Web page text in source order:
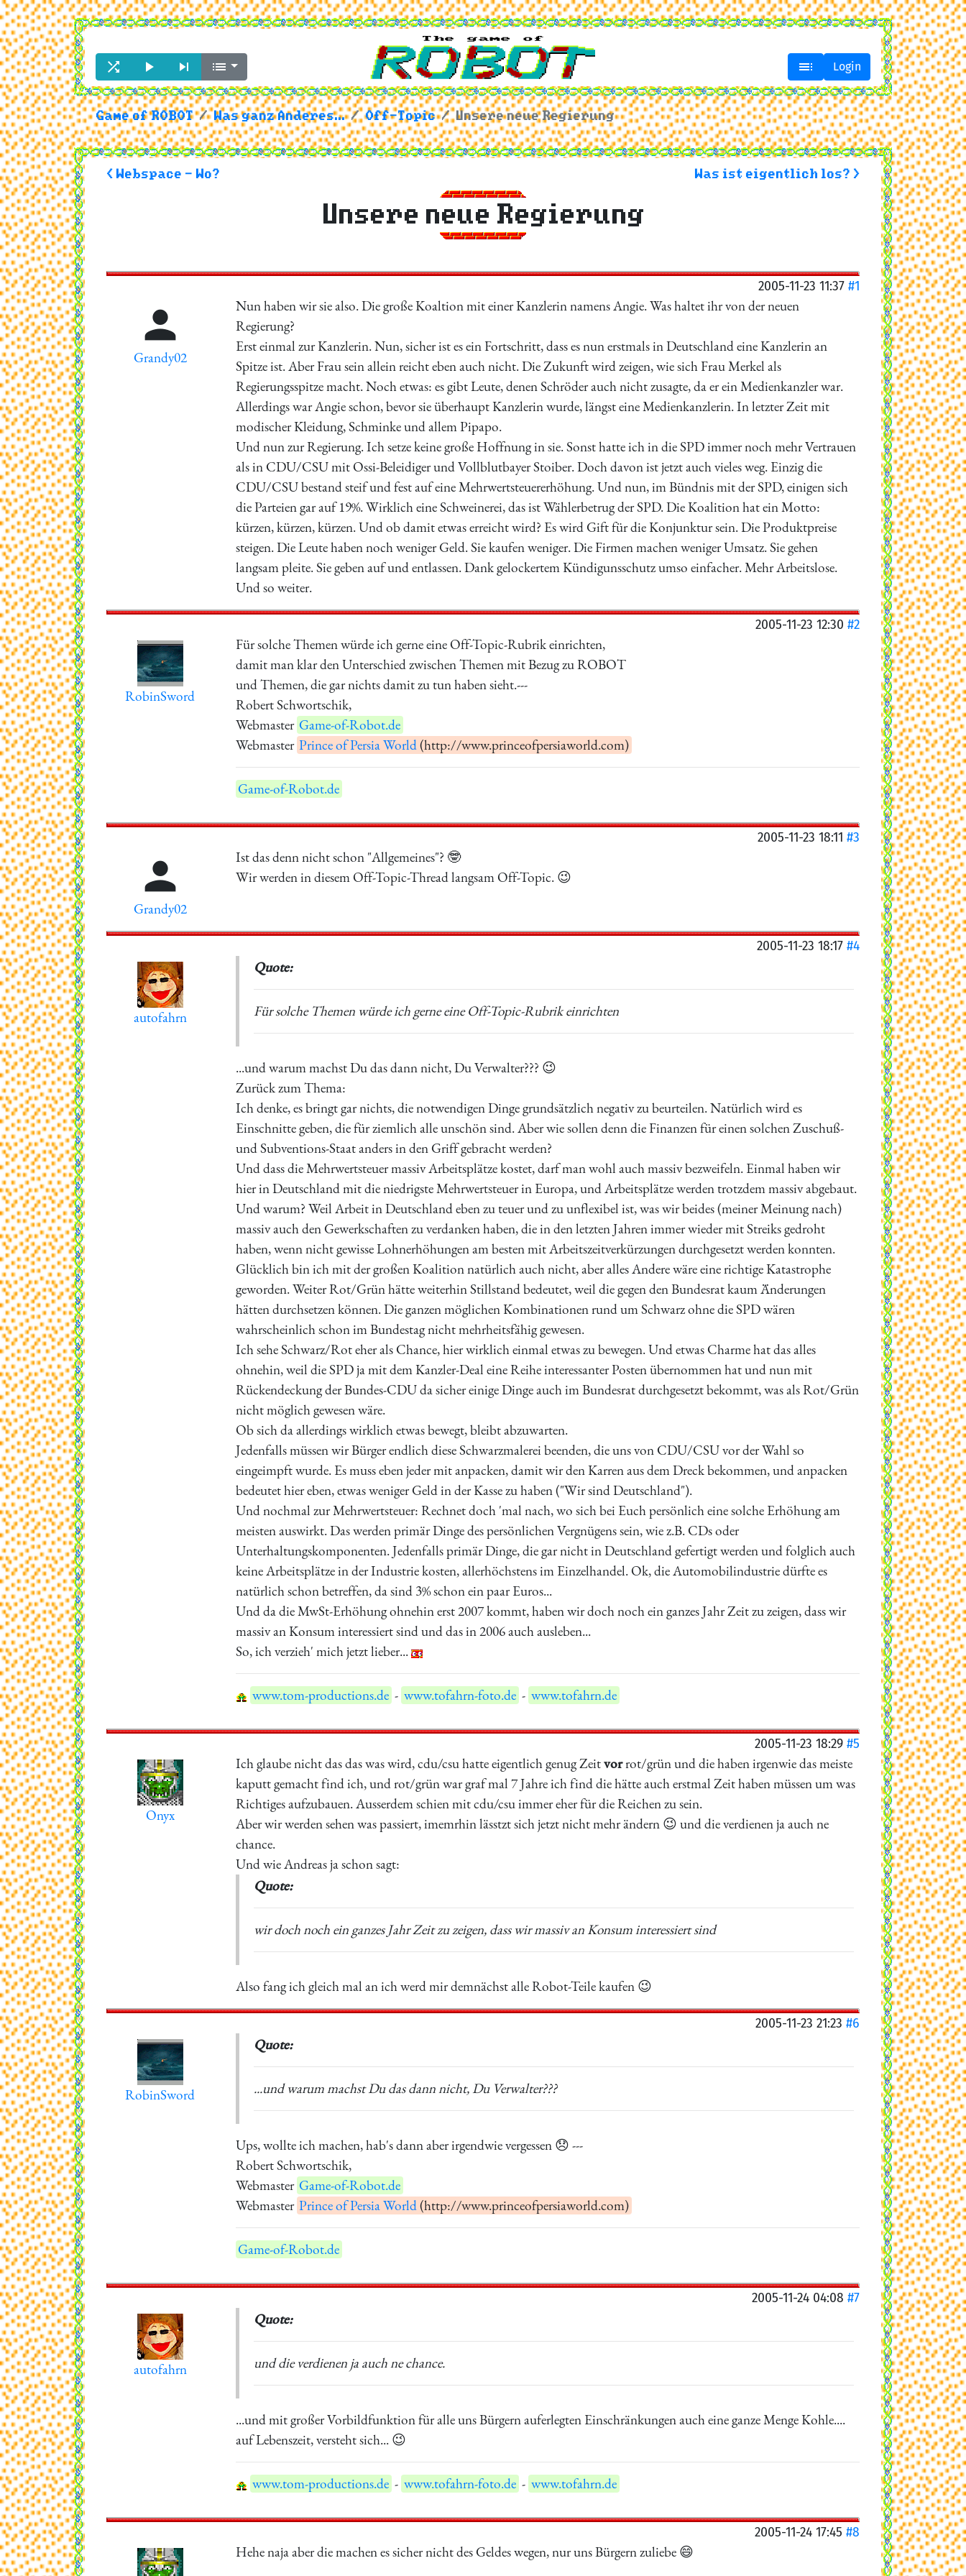
     Login
Game of ROBOT Was ganz Anderes... Off-Topic Unsere neue Regierung
< Webspace - Wo? Was ist eigentlich los? >
Unsere neue Regierung
2005-11-23 11:37 #1

Grandy02
Nun haben wir sie also. Die große Koaltion mit einer Kanzlerin namens Angie. Was haltet ihr von der neuen
Regierung?
Erst einmal zur Kanzlerin. Nun, sicher ist es ein Fortschritt, dass es nun erstmals in Deutschland eine Kanzlerin an
Spitze ist. Aber Frau sein allein reicht eben auch nicht. Die Zukunft wird zeigen, wie sich Frau Merkel als
Regierungsspitze macht. Noch etwas: es gibt Leute, denen Schröder auch nicht zusagte, da er ein Medienkanzler war.
Allerdings war Angie schon, bevor sie überhaupt Kanzlerin wurde, längst eine Medienkanzlerin. In letzter Zeit mit
modischer Kleidung, Schminke und allem Pipapo.
Und nun zur Regierung. Ich setze keine große Hoffnung in sie. Sonst hatte ich in die SPD immer noch mehr Vertrauen
als in CDU/CSU mit Ossi-Beleidiger und Vollblutbayer Stoiber. Doch davon ist jetzt auch vieles weg. Einzig die
CDU/CSU bestand steif und fest auf eine Mehrwertsteuererhöhung. Und nun, im Bündnis mit der SPD, einigen sich
die Parteien gar auf 19%. Wirklich eine Schweinerei, das ist Wählerbetrug der SPD. Die Koalition hat ein Motto:
kürzen, kürzen, kürzen. Und ob damit etwas erreicht wird? Es wird Gift für die Konjunktur sein. Die Produktpreise
steigen. Die Leute haben noch weniger Geld. Sie kaufen weniger. Die Firmen machen weniger Umsatz. Sie gehen
langsam pleite. Sie geben auf und entlassen. Dank gelockertem Kündigunsschutz umso einfacher. Mehr Arbeitslose.
Und so weiter.
2005-11-23 12:30 #2
RobinSword
Für solche Themen würde ich gerne eine Off-Topic-Rubrik einrichten,
damit man klar den Unterschied zwischen Themen mit Bezug zu ROBOT
und Themen, die gar nichts damit zu tun haben sieht.---
Robert Schwortschik,
Webmaster Game-of-Robot.de
Webmaster Prince of Persia World(http://www.princeofpersiaworld.com)
Game-of-Robot.de
2005-11-23 18:11 #3

Grandy02
Ist das denn nicht schon "Allgemeines"? 🤓
Wir werden in diesem Off-Topic-Thread langsam Off-Topic. 😉
2005-11-23 18:17 #4
autofahrn
Quote:
Für solche Themen würde ich gerne eine Off-Topic-Rubrik einrichten
...und warum machst Du das dann nicht, Du Verwalter??? 😉
Zurück zum Thema:
Ich denke, es bringt gar nichts, die notwendigen Dinge grundsätzlich negativ zu beurteilen. Natürlich wird es
Einschnitte geben, die für ziemlich alle unschön sind. Aber wie sollen denn die Finanzen für einen solchen Zuschuß-
und Subventions-Staat anders in den Griff gebracht werden?
Und dass die Mehrwertsteuer massiv Arbeitsplätze kostet, darf man wohl auch massiv bezweifeln. Einmal haben wir
hier in Deutschland mit die niedrigste Mehrwertsteuer in Europa, und Arbeitsplätze werden trotzdem massiv abgebaut.
Und warum? Weil Arbeit in Deutschland eben zu teuer und zu unflexibel ist, was wir beides (meiner Meinung nach)
massiv auch den Gewerkschaften zu verdanken haben, die in den letzten Jahren immer wieder mit Streiks gedroht
haben, wenn nicht gewisse Lohnerhöhungen am besten mit Arbeitszeitverkürzungen durchgesetzt werden konnten.
Glücklich bin ich mit der großen Koalition natürlich auch nicht, aber alles Andere wäre eine richtige Katastrophe
geworden. Weiter Rot/Grün hätte weiterhin Stillstand bedeutet, weil die gegen den Bundesrat kaum Änderungen
hätten durchsetzen können. Die ganzen möglichen Kombinationen rund um Schwarz ohne die SPD wären
wahrscheinlich schon im Bundestag nicht mehrheitsfähig gewesen.
Ich sehe Schwarz/Rot eher als Chance, hier wirklich einmal etwas zu bewegen. Und etwas Charme hat das alles
ohnehin, weil die SPD ja mit dem Kanzler-Deal eine Reihe interessanter Posten übernommen hat und nun mit
Rückendeckung der Bundes-CDU da sicher einige Dinge auch im Bundesrat durchgesetzt bekommt, was als Rot/Grün
nicht möglich gewesen wäre.
Ob sich da allerdings wirklich etwas bewegt, bleibt abzuwarten.
Jedenfalls müssen wir Bürger endlich diese Schwarzmalerei beenden, die uns von CDU/CSU vor der Wahl so
eingeimpft wurde. Es muss eben jeder mit anpacken, damit wir den Karren aus dem Dreck bekommen, und anpacken
bedeutet hier eben, etwas weniger Geld in der Kasse zu haben ("Wir sind Deutschland").
Und nochmal zur Mehrwertsteuer: Rechnet doch 'mal nach, wo sich bei Euch persönlich eine solche Erhöhung am
meisten auswirkt. Das werden primär Dinge des persönlichen Vergnügens sein, wie z.B. CDs oder
Unterhaltungskomponenten. Jedenfalls primär Dinge, die gar nicht in Deutschland gefertigt werden und folglich auch
keine Arbeitsplätze in der Industrie kosten, allerhöchstens im Einzelhandel. Ok, die Automobilindustrie dürfte es
natürlich schon betreffen, da sind 3% schon ein paar Euros...
Und da die MwSt-Erhöhung ohnehin erst 2007 kommt, haben wir doch noch ein ganzes Jahr Zeit zu zeigen, dass wir
massiv an Konsum interessiert sind und das in 2006 auch ausleben...
So, ich verzieh' mich jetzt lieber...
www.tom-productions.de - www.tofahrn-foto.de - www.tofahrn.de
2005-11-23 18:29 #5
Onyx
Ich glaube nicht das das was wird, cdu/csu hatte eigentlich genug Zeitvorrot/grün und die haben irgenwie das meiste
kaputt gemacht find ich, und rot/grün war graf mal 7 Jahre ich find die hätte auch erstmal Zeit haben müssen um was
Richtiges aufzubauen. Ausserdem schien mit cdu/csu immer eher für die Reichen zu sein.
Aber wir werden sehen was passiert, imemrhin lässtzt sich jetzt nicht mehr ändern 😉 und die verdienen ja auch ne
chance.
Und wie Andreas ja schon sagt:
Quote:
wir doch noch ein ganzes Jahr Zeit zu zeigen, dass wir massiv an Konsum interessiert sind
Also fang ich gleich mal an ich werd mir demnächst alle Robot-Teile kaufen 😉
2005-11-23 21:23 #6
RobinSword
Quote:
...und warum machst Du das dann nicht, Du Verwalter???
Ups, wollte ich machen, hab's dann aber irgendwie vergessen 😞 ---
Robert Schwortschik,
Webmaster Game-of-Robot.de
Webmaster Prince of Persia World(http://www.princeofpersiaworld.com)
Game-of-Robot.de
2005-11-24 04:08 #7
autofahrn
Quote:
und die verdienen ja auch ne chance.
...und mit großer Vorbildfunktion für alle uns Bürgern auferlegten Einschränkungen auch eine ganze Menge Kohle....
auf Lebenszeit, versteht sich... 😉
www.tom-productions.de - www.tofahrn-foto.de - www.tofahrn.de
2005-11-24 17:45 #8
Hehe naja aber die machen es sicher nicht des Geldes wegen, nur uns Bürgern zuliebe 😄